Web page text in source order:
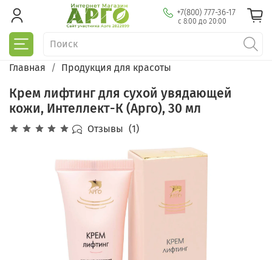
+7(800) 777-36-17
с 8:00 до 20:00
Главная Продукция для красоты
Крем лифтинг для сухой увядающей
кожи, Интеллект-К (Арго), 30 мл
Отзывы (1)